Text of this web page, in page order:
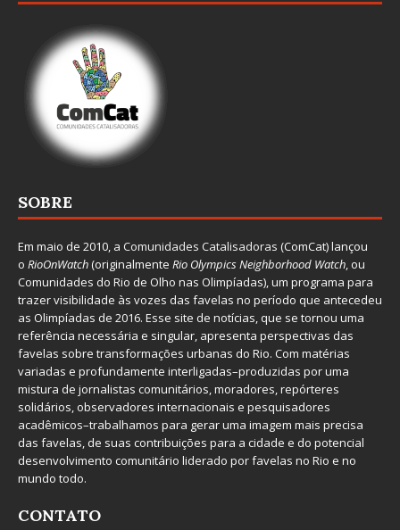
SOBRE
Em maio de 2010, a Comunidades Catalisadoras (ComCat) lançou
o RioOnWatch(originalmente Rio Olympics Neighborhood Watch, ou
Comunidades do Rio de Olho nas Olimpíadas), um programa para
trazer visibilidade às vozes das favelas no período que antecedeu
as Olimpíadas de 2016. Esse site de notícias, que se tornou uma
referência necessária e singular, apresenta perspectivas das
favelas sobre transformações urbanas do Rio. Com matérias
variadas e profundamente interligadas–produzidas por uma
mistura de jornalistas comunitários, moradores, repórteres
solidários, observadores internacionais e pesquisadores
acadêmicos–trabalhamos para gerar uma imagem mais precisa
das favelas, de suas contribuições para a cidade e do potencial
desenvolvimento comunitário liderado por favelas no Rio e no
mundo todo.
CONTATO